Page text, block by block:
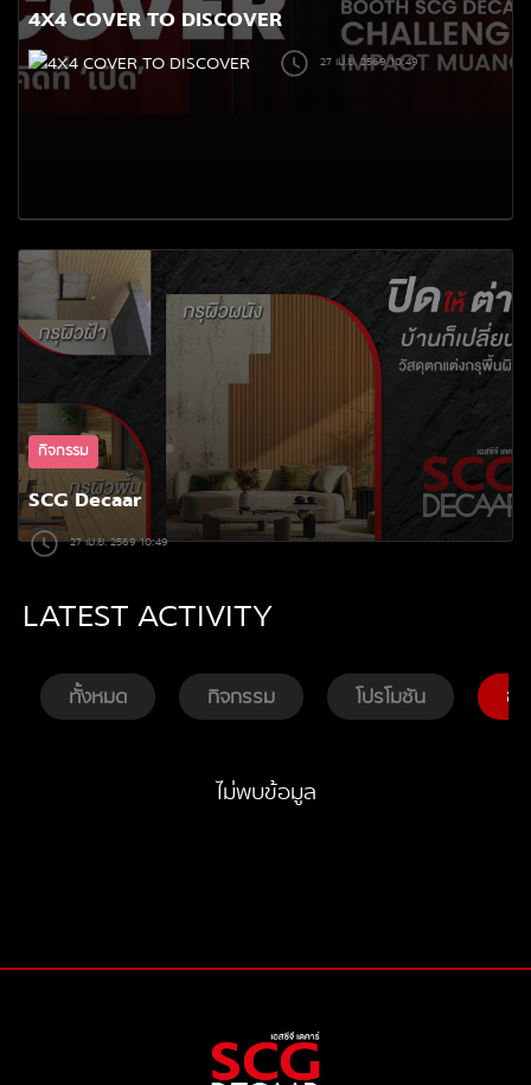
4X4 COVER TO DISCOVER
27 เม.ย. 2569 10:49
กิจกรรม
SCG Decaar
27 เม.ย. 2569 10:49
LATEST ACTIVITY
ทั้งหมด กิจกรรม โปรโมชัน ข่
ไม่พบข้อมูล